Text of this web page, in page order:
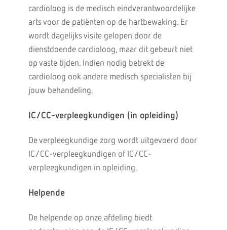
cardioloog is de medisch eindverantwoordelijke
arts voor de patiënten op de hartbewaking. Er
wordt dagelijks visite gelopen door de
dienstdoende cardioloog, maar dit gebeurt niet
op vaste tijden. Indien nodig betrekt de
cardioloog ook andere medisch specialisten bij
jouw behandeling.
IC/CC-verpleegkundigen (in opleiding)
De verpleegkundige zorg wordt uitgevoerd door
IC/CC-verpleegkundigen of IC/CC-
verpleegkundigen in opleiding.
Helpende
De helpende op onze afdeling biedt